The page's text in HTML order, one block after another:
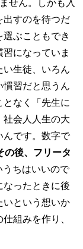
せん。しかも入
出すのを待つだ
ぶこともでき
になっていま
い生徒、いろん
慣習だと思うん
なく「先生に
社会人人生の大
んです。数字で
の後、フリータ
うちはいいので
なったときに後
いという想いか
組みを作り、